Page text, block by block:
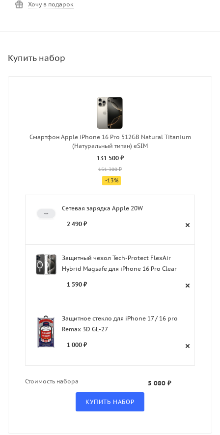
Хочу в подарок
Смартфон Apple iPhone 16 Pro 512GB Natural Titanium
(Натуральный титан) eSIM
131 500 ₽
151 300 ₽
-13%
Сетевая зарядка Apple 20W
2 490 ₽
Защитный чехол Tech-Protect FlexAir
Hybrid Magsafe для iPhone 16 Pro Clear
1 590 ₽
Защитное стекло для iPhone 17 / 16 pro
Remax 3D GL-27
1 000 ₽
Стоимость набора 5 080 ₽